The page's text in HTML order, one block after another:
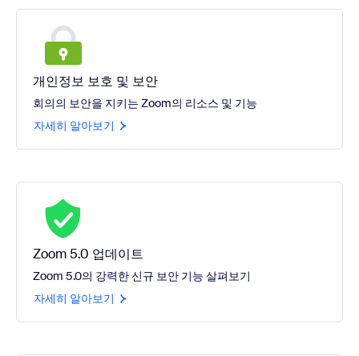
개인정보 보호 및 보안
회의의 보안을 지키는 Zoom의 리소스 및 기능
자세히 알아보기
Zoom 5.0 업데이트
Zoom 5.0의 강력한 신규 보안 기능 살펴보기
자세히 알아보기